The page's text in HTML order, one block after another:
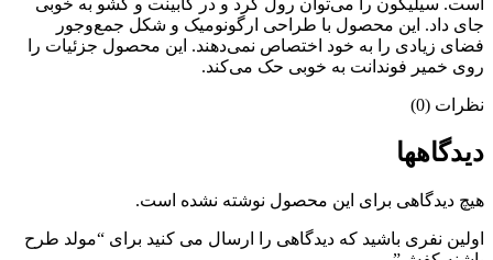
جای داد. این محصول با طراحی ارگونومیک و شکل جمع‌وجور
فضای زیادی را به خود اختصاص نمی‌دهند. این محصول جزئیات را
روی خمیر فوندانت به خوبی حک می‌کند.
نظرات (0)
دیدگاهها
هیچ دیدگاهی برای این محصول نوشته نشده است.
اولین نفری باشید که دیدگاهی را ارسال می کنید برای “مولد طرح